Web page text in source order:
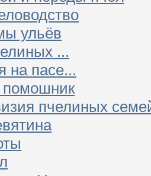
ульёв
...
на пасе...
пчелиных